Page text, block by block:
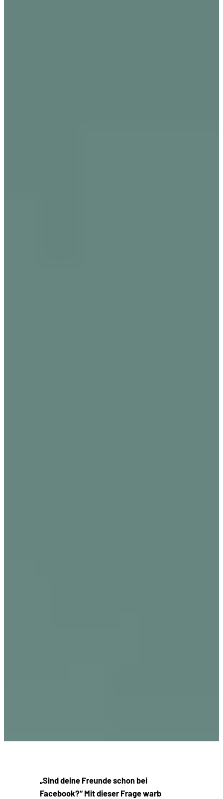
„Sind deine Freunde schon bei
Facebook?“ Mit dieser Frage warb